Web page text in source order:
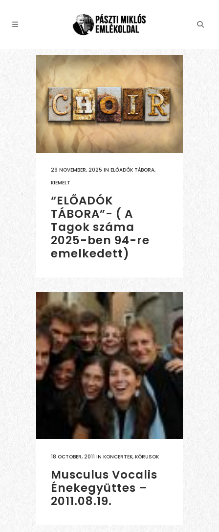
29 NOVEMBER, 2025 IN ELŐADÓK TÁBORA,
KIEMELT
“ELŐADÓK
TÁBORA”- ( A
Tagok száma
2025-ben 94-re
emelkedett)
18 OCTOBER, 2011 IN KONCERTEK, KÓRUSOK
Musculus Vocalis
Énekegyüttes –
2011.08.19.